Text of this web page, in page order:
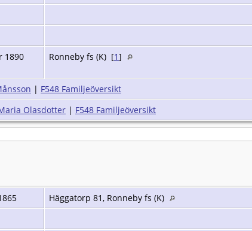
1890
Ronneby fs (K) [1]
| F548 Familjeöversikt
Olasdotter | F548 Familjeöversikt
Häggatorp 81, Ronneby fs (K)